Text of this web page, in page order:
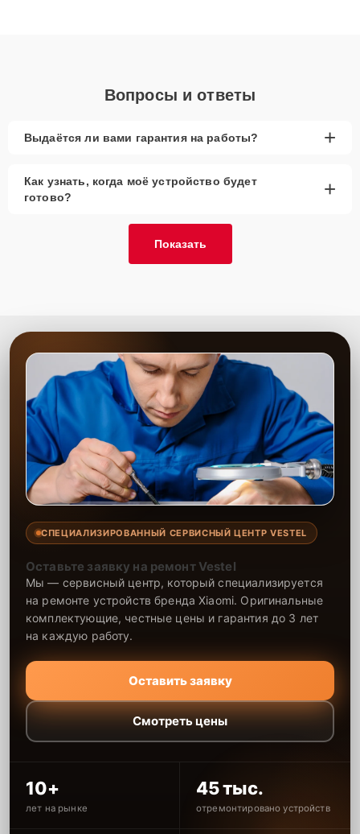
Вопросы и ответы
Выдаётся ли вами гарантия на работы? +
Как узнать, когда моё устройство будет
готово?
+
Показать
СПЕЦИАЛИЗИРОВАННЫЙ СЕРВИСНЫЙ ЦЕНТР VESTEL
Оставьте заявку на ремонт Vestel
Мы — сервисный центр, который специализируется
на ремонте устройств бренда Xiaomi. Оригинальные
комплектующие, честные цены и гарантия до 3 лет
на каждую работу.
Оставить заявку
Смотреть цены
10+
лет на рынке
45 тыс.
отремонтировано устройств